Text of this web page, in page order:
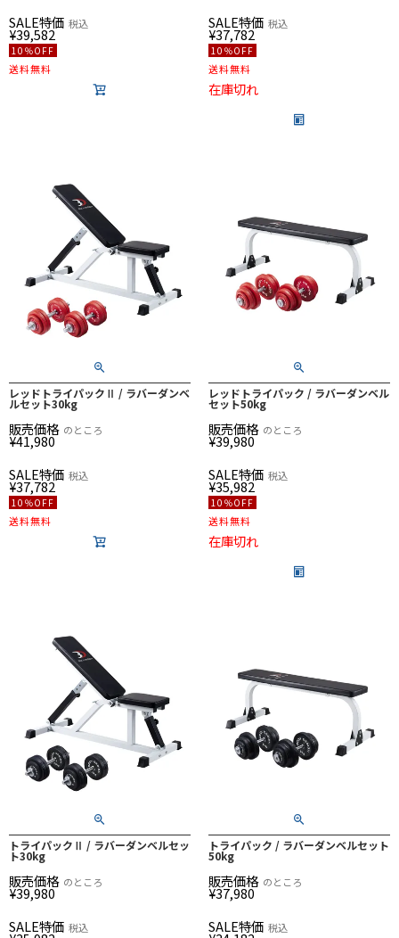
SALE特価
¥39,582
税込
10％OFF
送料無料
SALE特価
¥37,782
税込
10％OFF
送料無料
在庫切れ
レッドトライパックⅡ / ラバーダンベ
ルセット30kg
販売価格
¥41,980
のところ
SALE特価
¥37,782
税込
10％OFF
送料無料
レッドトライパック / ラバーダンベル
セット50kg
販売価格
¥39,980
のところ
SALE特価
¥35,982
税込
10％OFF
送料無料
在庫切れ
トライパックⅡ / ラバーダンベルセッ
ト30kg
販売価格
¥39,980
のところ
SALE特価 税込
トライパック / ラバーダンベルセット
50kg
販売価格
¥37,980
のところ
SALE特価 税込